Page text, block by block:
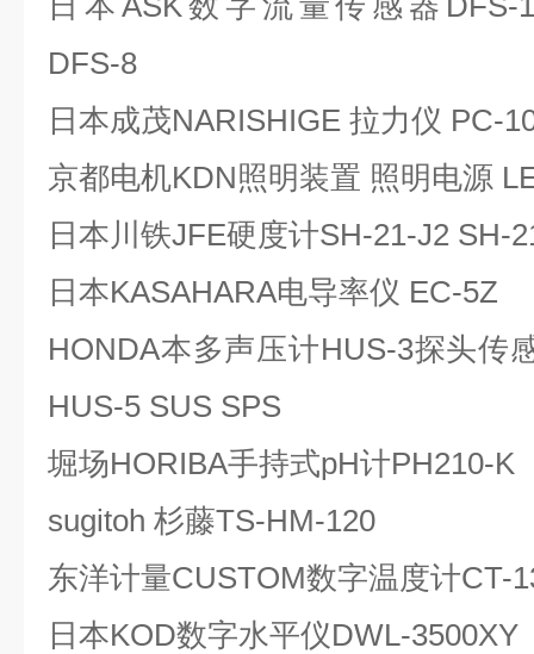
DFS-8
日本成茂NARISHIGE 拉力仪 PC-
京都电机KDN照明装置 照明电源
日本川铁JFE硬度计SH-21-J2 SH-
日本KASAHARA电导率仪 EC-5Z
HONDA本多声压计HUS-3探头传
HUS-5 SUS SPS
堀场HORIBA手持式pH计PH210-K
sugitoh 杉藤TS-HM-120
东洋计量CUSTOM数字温度计CT-
日本KOD数字水平仪DWL-3500XY